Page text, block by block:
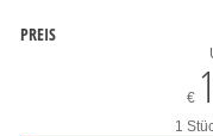
PREIS
€
1